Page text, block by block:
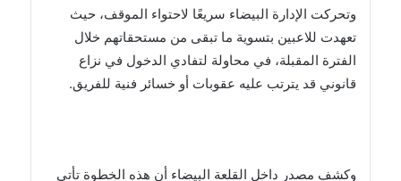
وتحركت الإدارة البيضاء سريعًا لاحتواء الموقف، حيث
تعهدت للاعبين بتسوية ما تبقى من مستحقاتهم خلال
الفترة المقبلة، في محاولة لتفادي الدخول في نزاع
قانوني قد يترتب عليه عقوبات أو خسائر فنية للفريق.
وكشف مصدر داخل القلعة البيضاء أن هذه الخطوة تأتي